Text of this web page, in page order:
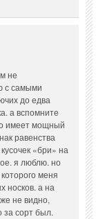
не
с самыми
до едва
а вспомните
имеет мощный
равенства
«бри» на
я люблю. но
меня
носков. а на
не видно,
за сорт был.